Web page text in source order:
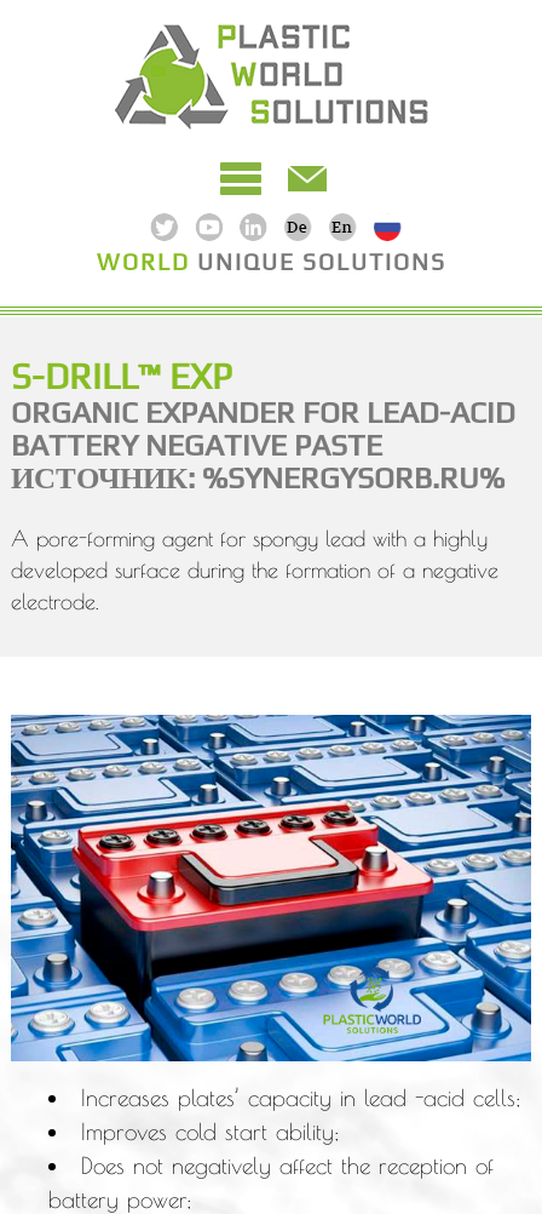
WORLD UNIQUE SOLUTIONS
S-DRILL™ EXP
ORGANIC EXPANDER FOR LEAD-ACID
BATTERY NEGATIVE PASTE
ИСТОЧНИК: %SYNERGYSORB.RU%
A pore-forming agent for spongy lead with a highly
developed surface during the formation of a negative
electrode.
Increases plates’ capacity in lead -acid cells;
Improves cold start ability;
Does not negatively affect the reception of
battery power;